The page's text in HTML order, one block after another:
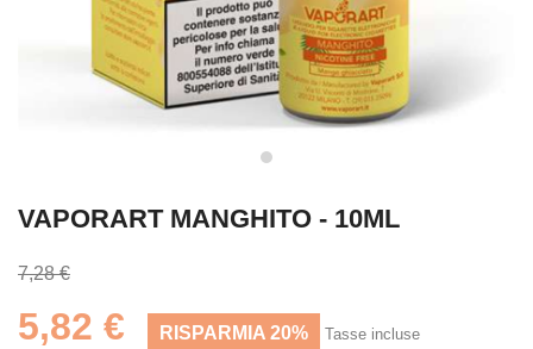
VAPORART MANGHITO - 10ML
7,28 €
5,82 € RISPARMIA 20% Tasse incluse